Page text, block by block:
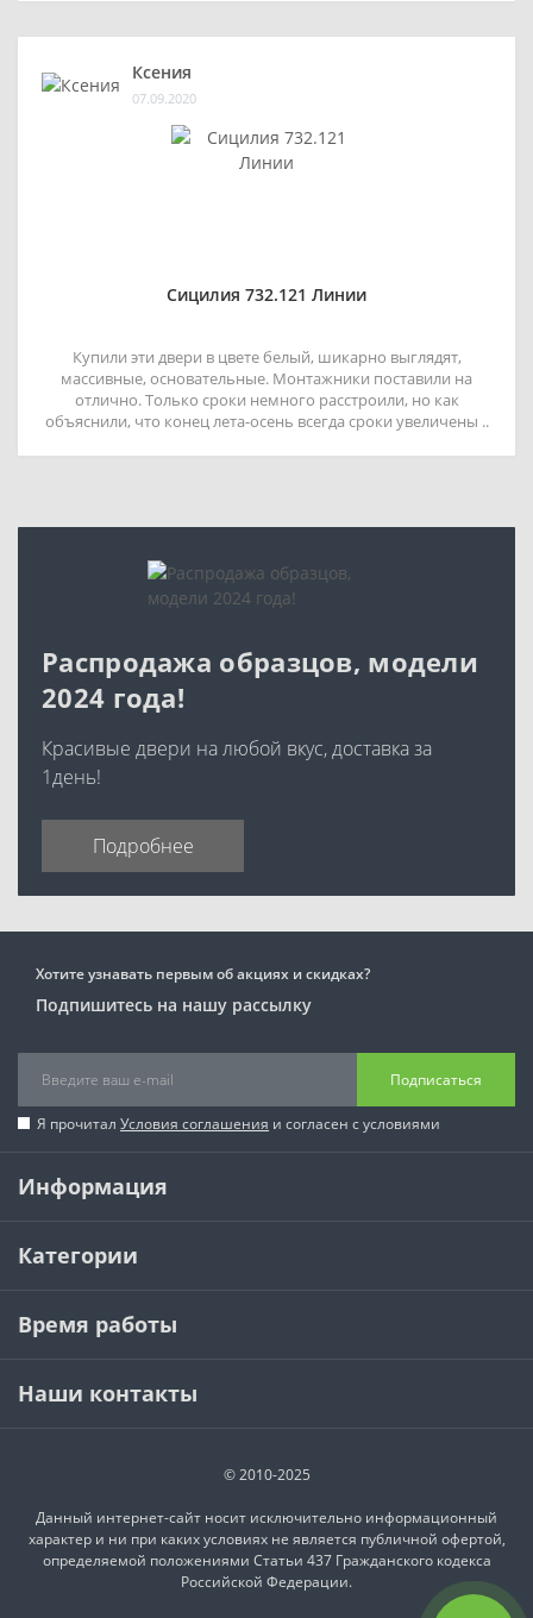
Ксения
07.09.2020
Сицилия 732.121 Линии
Купили эти двери в цвете белый, шикарно выглядят,
массивные, основательные. Монтажники поставили на
отлично. Только сроки немного расстроили, но как
объяснили, что конец лета-осень всегда сроки увеличены ..
Распродажа образцов, модели
2024 года!
Красивые двери на любой вкус, доставка за
1день!
Подробнее
Хотите узнавать первым об акциях и скидках?
Подпишитесь на нашу рассылку
Подписаться
Я прочитал Условия соглашения и согласен с условиями
Информация
Категории
Время работы
Наши контакты
© 2010-2025
Данный интернет-сайт носит исключительно информационный
характер и ни при каких условиях не является публичной офертой,
определяемой положениями Статьи 437 Гражданского кодекса
Российской Федерации.